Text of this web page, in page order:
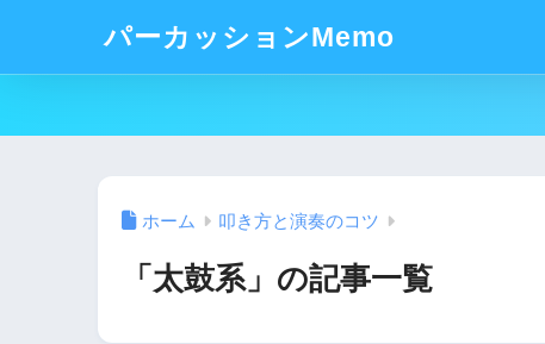
パーカッションMemo
ホーム 叩き方と演奏のコツ
「太鼓系」の記事一覧